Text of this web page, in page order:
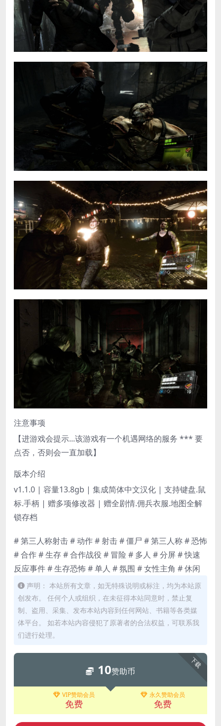
注意事项
【进游戏会提示...该游戏有一个机遇网络的服务 *** 要
点否，否则会一直加载】
版本介绍
v1.1.0 | 容量13.8gb | 集成简体中文汉化 | 支持键盘.鼠
标.手柄 | 赠多项修改器 | 赠全剧情.佣兵衣服.地图全解
锁存档
# 第三人称射击 # 动作 # 射击 # 僵尸 # 第三人称 # 恐怖
# 合作 # 生存 # 合作战役 # 冒险 # 多人 # 分屏 # 快速
反应事件 # 生存恐怖 # 单人 # 氛围 # 女性主角 # 休闲
声明： 本站所有文章，如无特殊说明或标注，均为本站原
创发布。 任何个人或组织，在未征得本站同意时，禁止复
制、盗用、采集、发布本站内容到任何网站、书籍等各类媒
体平台。 如若本站内容侵犯了原著者的合法权益，可联系我
们进行处理。
下载
10赞助币
VIP赞助会员
免费
永久赞助会员
免费